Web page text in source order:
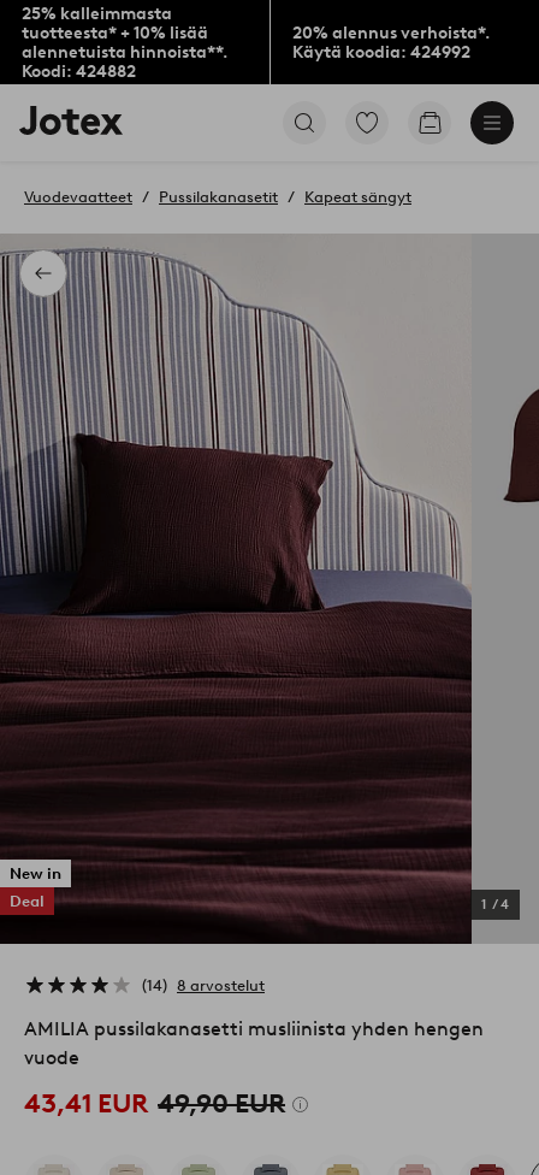
25% kalleimmasta
tuotteesta* + 10% lisää
alennetuista hinnoista**.
Koodi: 424882
20% alennus verhoista*.
Käytä koodia: 424992
Jotex-
logo
aloitussivulle
Siirry
Siirry
Takaisin
Vuodevaatteet Pussilakanasetit Kapeat sängyt
New in
Deal
1 /4
14 8 arvostelut
AMILIA pussilakanasetti musliinista yhden hengen
vuode
43,41 EUR 49,90 EUR